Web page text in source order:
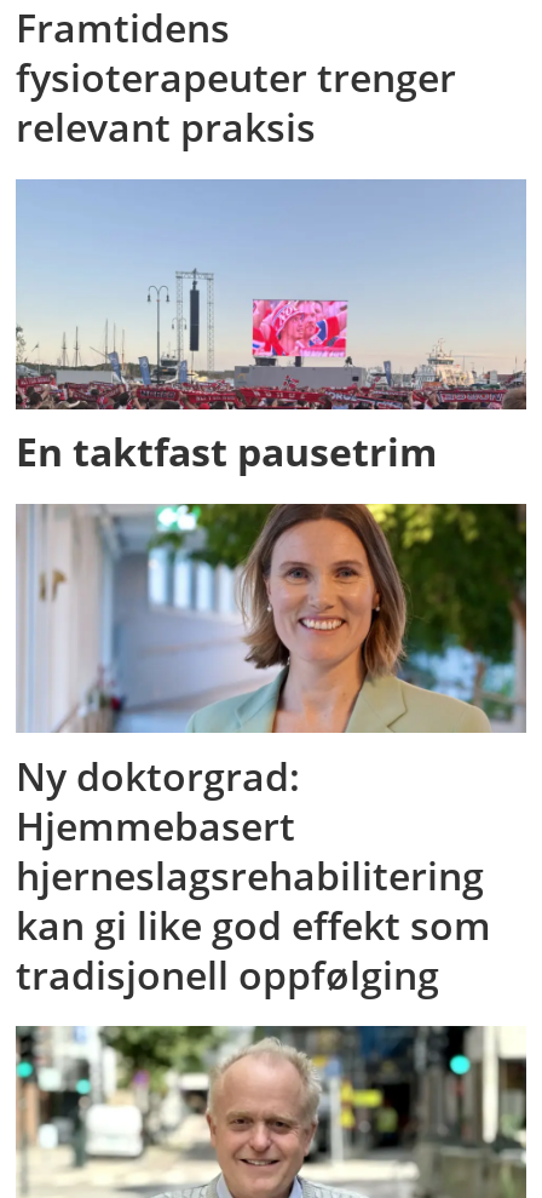
Framtidens
fysioterapeuter trenger
relevant praksis
En taktfast pausetrim
Ny doktorgrad:
Hjemmebasert
hjerneslagsrehabilitering
kan gi like god effekt som
tradisjonell oppfølging